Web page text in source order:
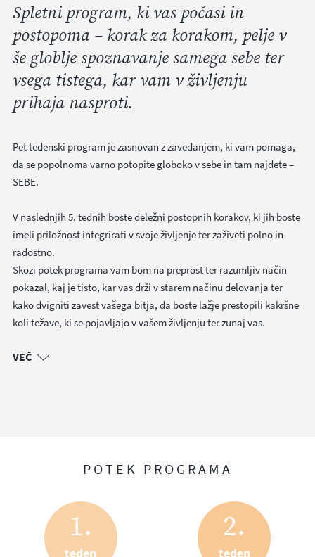
Spletni program, ki vas počasi in
postopoma – korak za korakom, pelje v
še globlje spoznavanje samega sebe ter
vsega tistega, kar vam v življenju
prihaja nasproti.
​Pet tedenski program je zasnovan z zavedanjem, ki vam pomaga,
da se popolnoma varno potopite globoko v sebe in tam najdete –
SEBE.
V naslednjih 5. tednih boste deležni postopnih korakov, ki jih boste
imeli priložnost integrirati v svoje življenje ter zaživeti polno in
radostno.
Skozi potek programa vam bom na preprost ter razumljiv način
pokazal, kaj je tisto, kar vas drži v starem načinu delovanja ter
kako dvigniti zavest vašega bitja, da boste lažje prestopili kakršne
koli težave, ki se pojavljajo v vašem življenju ter zunaj vas.
VEČ
življenje ponudilo, da sem skozi njih postal to, kar danes
bolj hvaležen, saj danes lahko rečem, da se imam rad, ter da
sem srečen in radosten.
POTEK PROGRAMA
1.
teden
2.
teden